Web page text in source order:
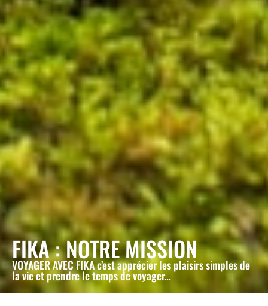
FIKA : NOTRE MISSION
VOYAGER AVEC FIKA c’est apprécier les plaisirs simples de
la vie et prendre le temps de voyager...